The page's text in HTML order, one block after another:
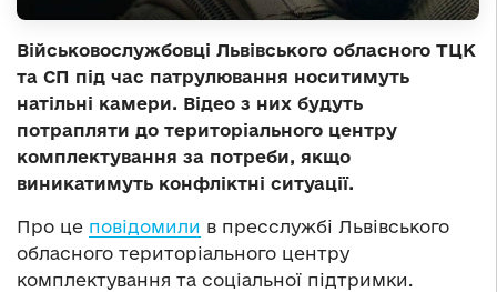
Військовослужбовці Львівського обласного ТЦК
та СП під час патрулювання носитимуть
натільні камери. Відео з них будуть
потрапляти до територіального центру
комплектування за потреби, якщо
виникатимуть конфліктні ситуації.
Про це повідомили в пресслужбі Львівського
обласного територіального центру
комплектування та соціальної підтримки.